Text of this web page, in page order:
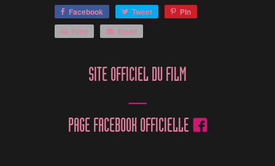
Facebook Tweet
Pin
Print
Email
SITE OFFICIEL DU FILM
PAGE FACEBOOK OFFICIELLE